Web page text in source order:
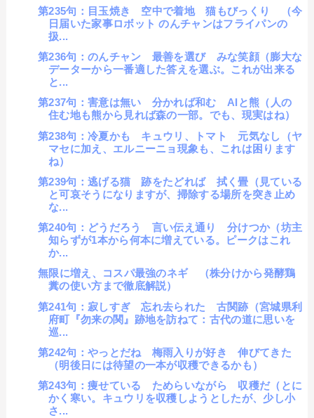
第235句：目玉焼き 空中で着地 猫もびっくり （今
日届いた家事ロボット のんチャンはフライパンの
扱...
第236句：のんチャン 最善を選び みな笑顔（膨大な
データーから一番適した答えを選ぶ。これが出来る
と...
第237句：害意は無い 分かれば和む AIと熊（人の
住む地も熊から見れば森の一部。でも、現実はね）
第238句：冷夏かも キュウリ、トマト 元気なし（ヤ
マセに加え、エルニーニョ現象も、これは困ります
ね）
第239句：逃げる猫 跡をたどれば 拭く畳（見ている
と可哀そうになりますが、掃除する場所を突き止め
な...
第240句：どうだろう 言い伝え通り 分けつか（坊主
知らずが1本から何本に増えている。ピークはこれ
か...
無限に増え、コスパ最強のネギ （株分けから発酵鶏
糞の使い方まで徹底解説）
第241句：寂しすぎ 忘れ去られた 古関跡（宮城県利
府町『勿来の関』跡地を訪ねて：古代の道に思いを
巡...
第242句：やっとだね 梅雨入りが好き 伸びてきた
（明後日には待望の一本が収穫できるかも）
第243句：痩せている ためらいながら 収穫だ（とに
かく寒い。キュウリを収穫しようとしたが、少し小
さ...